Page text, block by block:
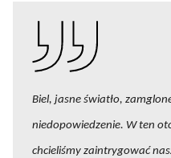
Biel, jasne światło,
niedopowiedzenie. W ten
chcieliśmy zaintrygować